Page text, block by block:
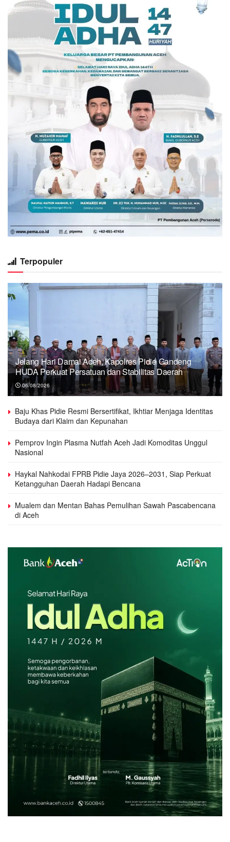
Terpopuler
Jelang Hari Damai Aceh, Kapolres Pidie Gandeng
HUDA Perkuat Persatuan dan Stabilitas Daerah
06/08/2026
Baju Khas Pidie Resmi Bersertifikat, Ikhtiar Menjaga Identitas
Budaya dari Klaim dan Kepunahan
Pemprov Ingin Plasma Nutfah Aceh Jadi Komoditas Unggul
Nasional
Haykal Nahkodai FPRB Pidie Jaya 2026–2031, Siap Perkuat
Ketangguhan Daerah Hadapi Bencana
Mualem dan Mentan Bahas Pemulihan Sawah Pascabencana
di Aceh